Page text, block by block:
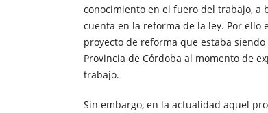
conocimiento en el fuero del trabajo, a
cuenta en la reforma de la ley. Por ello
proyecto de reforma que estaba
Provincia de Córdoba al momento de
trabajo.
Sin embargo, en la actualidad aquel